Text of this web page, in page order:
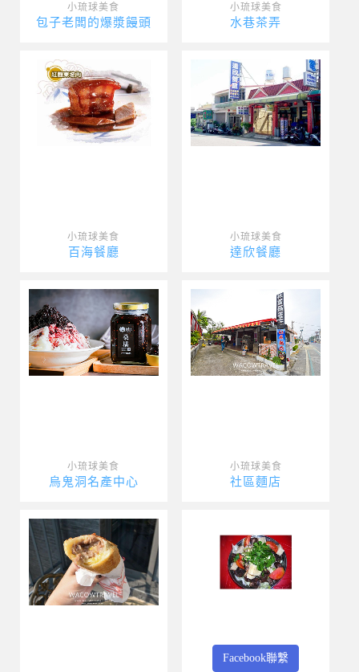
小琉球美食
包子老闆的爆漿饅頭
小琉球美食
水巷茶弄
小琉球美食
百海餐廳
小琉球美食
達欣餐廳
小琉球美食
烏鬼洞名產中心
小琉球美食
社區麵店
Facebook聯繫